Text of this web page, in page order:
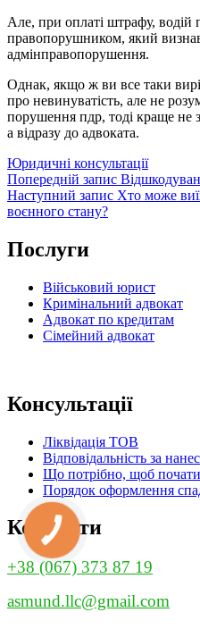
Але, при оплаті штрафу, водій
правопорушником, який
адмінправопорушення.
Однак, якщо ж ви все таки
про невинуватість, але не
порушення пдр, тоді краще не
а відразу до адвоката.
Категорії
Юридичні консультації
Навігація
записів
Попередній
запис
Попередній запис
Наступний
запис
Наступний запис Хто може
воєнного стану?
Послуги
Військовий юрист
Кримінальний адвокат
Адвокат по кредитам
Сімейний адвокат
Консультації
Ліквідація ТОВ
Відповідальність за
Що потрібно, щоб
Порядок оформлення
Контакти
+38 (067) 373 87 19
asmund.llc@gmail.com
КНОПКА
ЗВ'ЯЗКУ